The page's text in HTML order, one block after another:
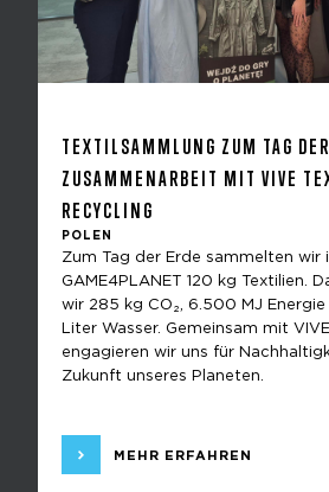
TEXTILSAMMLUNG ZUM TAG
ZUSAMMENARBEIT MIT VIVE
RECYCLING
POLEN
Zum Tag der Erde sammelten wir
GAME4PLANET 120 kg Textilien.
wir 285 kg CO₂, 6.500 MJ
Liter Wasser. Gemeinsam mit
engagieren wir uns für
Zukunft unseres Planeten.
MEHR ERFAHREN